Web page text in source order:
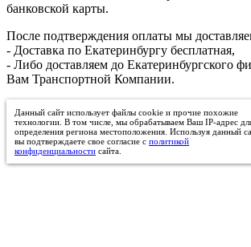
банковской карты.
После подтверждения оплаты мы
- Доставка по Екатеринбургу бесплатная,
- Либо доставляем до Екатеринбургского
Вам Транспортной Компании.
Данный сайт использует файлы cookie и прочие похожие
технологии. В том числе, мы обрабатываем Ваш IP-адрес
определения региона местоположения. Используя данный
вы подтверждаете свое согласие с политикой
конфиденциальности сайта.